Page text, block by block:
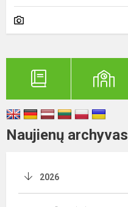
Naujienų archyvas
2026